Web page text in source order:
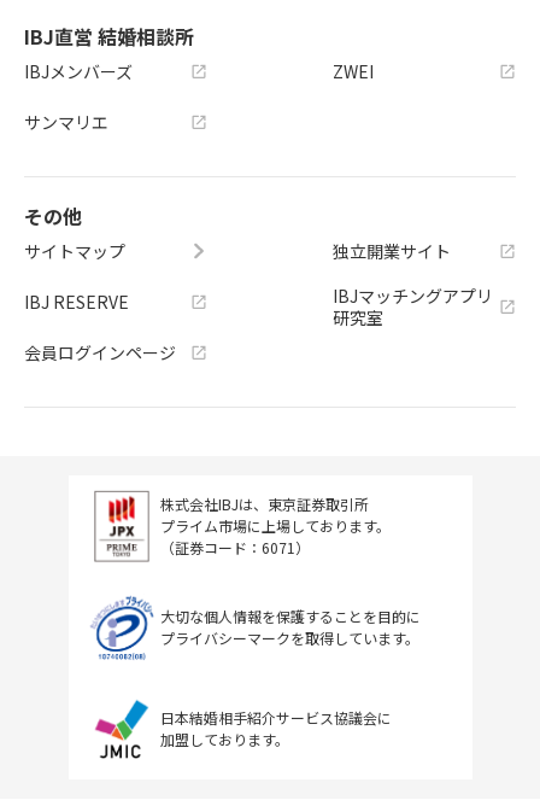
IBJ直営 結婚相談所
IBJメンバーズ
サンマリエ
ZWEI
その他
サイトマップ
IBJ RESERVE
会員ログインページ
独立開業サイト
IBJマッチングアプリ
研究室
株式会社IBJは、東京証券取引所
プライム市場に上場しております。
（証券コード：6071）
大切な個人情報を保護することを目的に
プライバシーマークを取得しています。
日本結婚相手紹介サービス協議会に
加盟しております。